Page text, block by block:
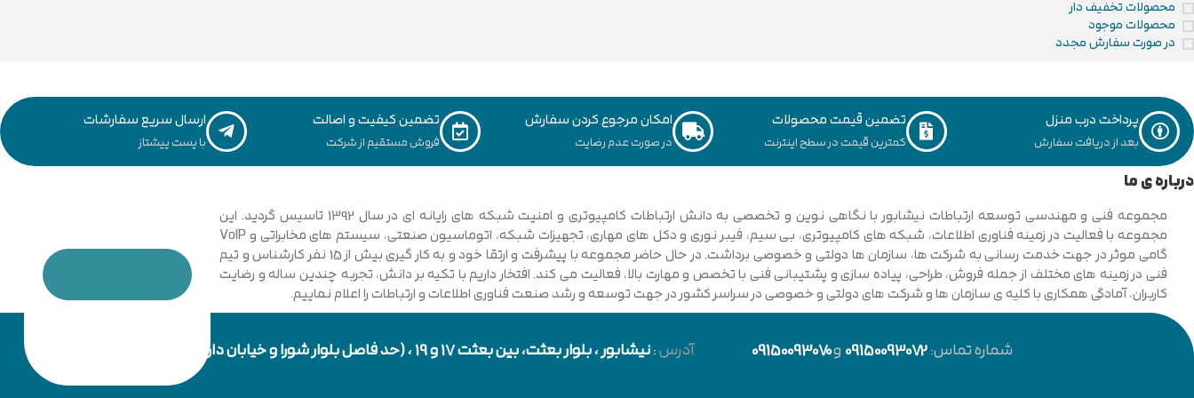
محصولات تخفیف دار
محصولات موجود
در صورت سفارش مجدد
پرداخت درب منزل
بعد از دریافت سفارش
تضمین قیمت محصولات
کمترین قیمت در سطح اینترنت
امکان مرجوع کردن سفارش
در صورت عدم رضایت
تضمین کیفیت و اصالت
فروش مستقیم از شرکت
ارسال سریع سفارشات
با پست پیشتاز
درباره ی ما
مجموعه فنی و مهندسی توسعه ارتباطات نیشابور با نگاهی نوین و تخصصی به دانش ارتباطات کامپیوتری و امنیت شبکه های رایانه ای در سال 1392 تاسیس گردید. این
مجموعه با فعالیت در زمینه فناوری اطلاعات، شبکه های کامپیوتری، بی سیم، فیبر نوری و دکل های مهاری، تجهیزات شبکه، اتوماسیون صنعتی، سیستم های مخابراتی و VoIP
گامی موثر در جهت خدمت رسانی به شرکت ها، سازمان ها دولتی و خصوصی برداشت. در حال حاضر مجموعه با پیشرفت و ارتقا خود و به کار گیری بیش از 15 نفر کارشناس و تیم
فنی در زمینه های مختلف از جمله فروش، طراحی، پیاده سازی و پشتیبانی فنی با تخصص و مهارت بالا، فعالیت می کند. افتخار داریم با تکیه بر دانش، تجربه چندین ساله و رضایت
کاربران، آمادگی همکاری با کلیه ی سازمان ها و شرکت های دولتی و خصوصی در سراسر کشور در جهت توسعه و رشد صنعت فناوری اطلاعات و ارتباطات را اعلام نماییم.
شماره تماس:09150093072و09150093070 آدرس:نیشابور، بلوار بعثت، بین بعثت 17 و 19 ، (حد فاصل بلوار شورا و خیابان دارایی)